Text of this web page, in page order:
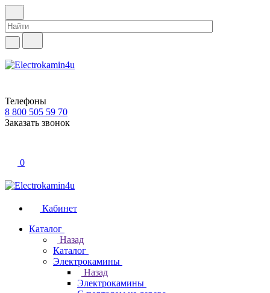
Телефоны
8 800 505 59 70
Заказать звонок
0
Кабинет
Каталог
Назад
Каталог
Электрокамины
Назад
Электрокамины